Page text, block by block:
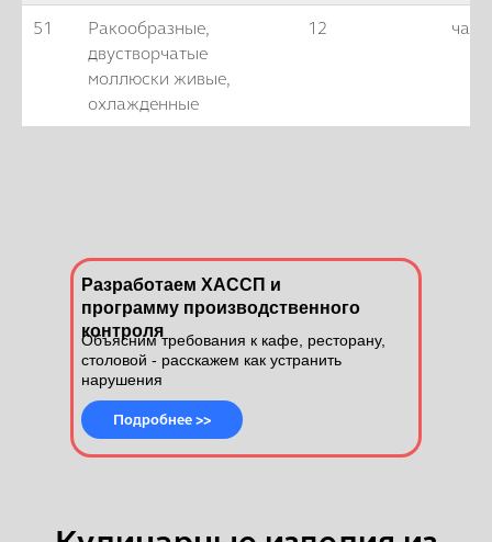
51
Ракообразные,
двустворчатые
моллюски живые,
охлажденные
12
Разработаем ХАССП и
программу производственного
контроля
Объясним требования к кафе, ресторану,
столовой - расскажем как устранить
нарушения
Подробнее >>